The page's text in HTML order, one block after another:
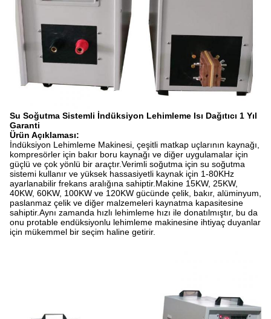
Su Soğutma Sistemli İndüksiyon Lehimleme Isı Dağıtıcı 1 Yıl
Garanti
Ürün Açıklaması:
İndüksiyon Lehimleme Makinesi, çeşitli matkap uçlarının kaynağı,
kompresörler için bakır boru kaynağı ve diğer uygulamalar için
güçlü ve çok yönlü bir araçtır.Verimli soğutma için su soğutma
sistemi kullanır ve yüksek hassasiyetli kaynak için 1-80KHz
ayarlanabilir frekans aralığına sahiptir.Makine 15KW, 25KW,
40KW, 60KW, 100KW ve 120KW gücünde çelik, bakır, alüminyum,
paslanmaz çelik ve diğer malzemeleri kaynatma kapasitesine
sahiptir.Aynı zamanda hızlı lehimleme hızı ile donatılmıştır, bu da
onu protable endüksiyonlu lehimleme makinesine ihtiyaç duyanlar
için mükemmel bir seçim haline getirir.